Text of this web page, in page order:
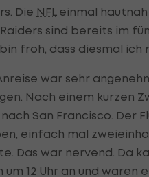
Die NFLeinmal hautnah
sind bereits im
froh, dass diesmal ich
war sehr
Nach einem kurzen
San Francisco. Der
einfach mal
Das war nervend. Da
12 Uhr an und waren